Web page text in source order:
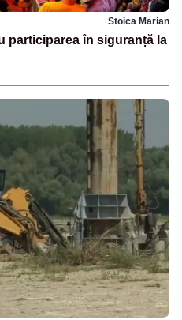
Stoica Marian
participarea în siguranță la